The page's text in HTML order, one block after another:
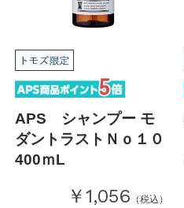
APS シャンプー モ
ダントラストＮｏ１０
400ｍL
￥1,056 （税込）